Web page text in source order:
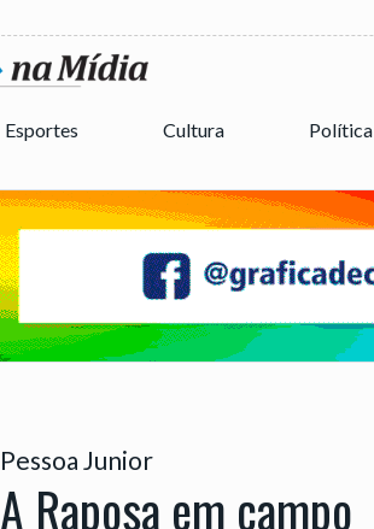
Esportes Cultura Política
Pessoa Junior
A Raposa em campo